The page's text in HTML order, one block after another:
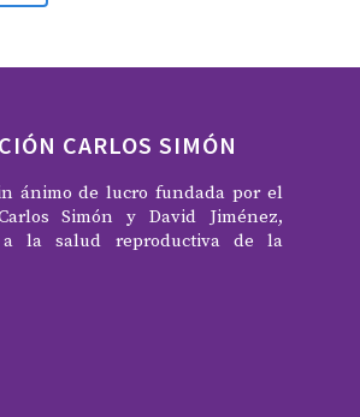
CARLOS SIMÓN
ánimo de lucro fundada por el
Simón y David Jiménez,
a la salud reproductiva de la